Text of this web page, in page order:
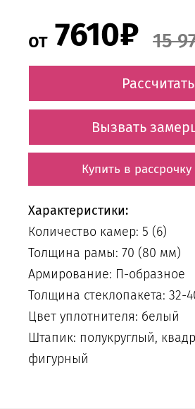
от 7610₽ 15
Рассчитать
Вызвать
Купить в рассрочку
Характеристики:
Количество камер: 5 (6)
Толщина рамы: 70 (80 мм)
Армирование: П-образное
Толщина стеклопакета: 32-
Цвет уплотнителя: белый
Штапик: полукруглый,
фигурный